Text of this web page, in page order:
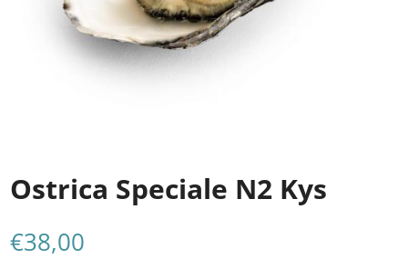
Ostrica Speciale N2 Kys
€38,00